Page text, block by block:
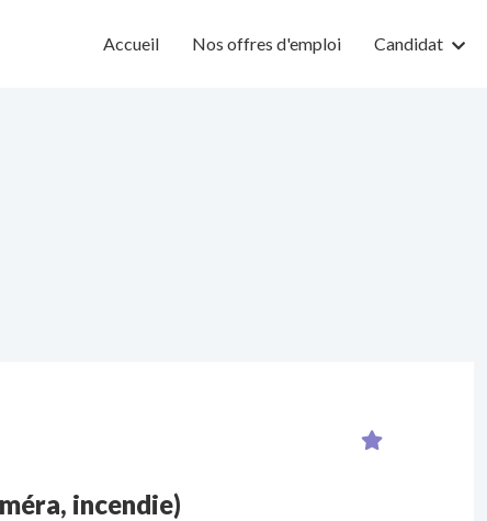
Accueil Nos offres d'emploi Candidat
incendie)